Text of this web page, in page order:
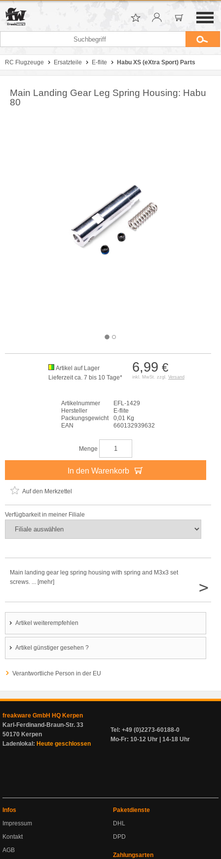
RC Flugzeuge Ersatzteile E-flite Habu XS (eXtra Sport) Parts
Main Landing Gear Leg Spring Housing: Habu
80
6,99 €
inkl. MwSt. zzgl. Versand
Artikel auf Lager
Lieferzeit ca. 7 bis 10 Tage*
Artikelnummer
EFL-1429
Hersteller
E-flite
Packungsgewicht
0,01 Kg
EAN
660132939632
Menge
In den Warenkorb
Auf den Merkzettel
Verfügbarkeit in meiner Filiale
Main landing gear leg spring housing with spring and M3x3 set
screws. ... [mehr]
>
Artikel weiterempfehlen
Artikel günstiger gesehen ?
Verantwortliche Person in der EU
freakware GmbH HQ Kerpen
Karl-Ferdinand-Braun-Str. 33
50170 Kerpen
Ladenlokal: Heute geschlossen
Tel: +49 (0)2273-60188-0
Mo-Fr: 10-12 Uhr | 14-18 Uhr
Infos
Impressum
Kontakt
AGB
Paketdienste
DHL
DPD
Zahlungsarten